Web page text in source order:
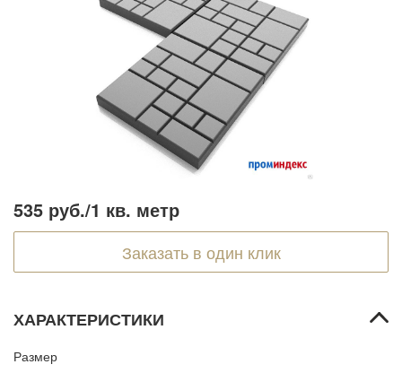
535 руб./1 кв. метр
Заказать в один клик
ХАРАКТЕРИСТИКИ
Размер